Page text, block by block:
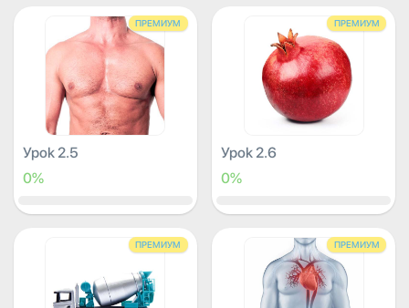
ПРЕМИУМ
Урок 2.5
0%
ПРЕМИУМ
Урок 2.6
0%
ПРЕМИУМ ПРЕМИУМ